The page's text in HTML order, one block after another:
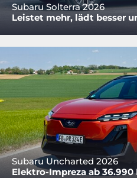
Subaru Solterra 2026
Leistet mehr, lädt besser
Subaru Uncharted 2026
Elektro-Impreza ab 36.990